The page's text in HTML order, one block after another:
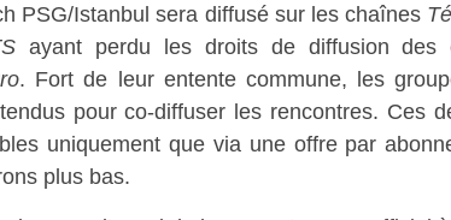
PSG/Istanbul sera diffusé sur les chaînes
ayant perdu les droits de diffusion des
. Fort de leur entente commune, les
pour co-diffuser les rencontres. Ces
uniquement que via une offre par
plus bas.